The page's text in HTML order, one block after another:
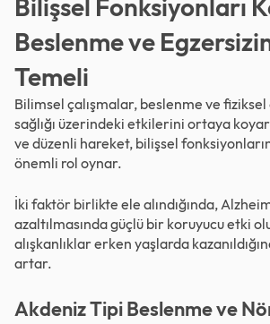
Bilişsel Fonksiyonları
Beslenme ve
Temeli
Bilimsel çalışmalar, beslenme ve
sağlığı üzerindeki etkilerini ortaya
ve düzenli hareket, bilişsel
önemli rol oynar.
İki faktör birlikte ele alındığında,
azaltılmasında güçlü bir koruyucu etki
alışkanlıklar erken yaşlarda
artar.
Akdeniz Tipi Beslenme ve